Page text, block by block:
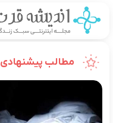
مطالب پیشنهادی